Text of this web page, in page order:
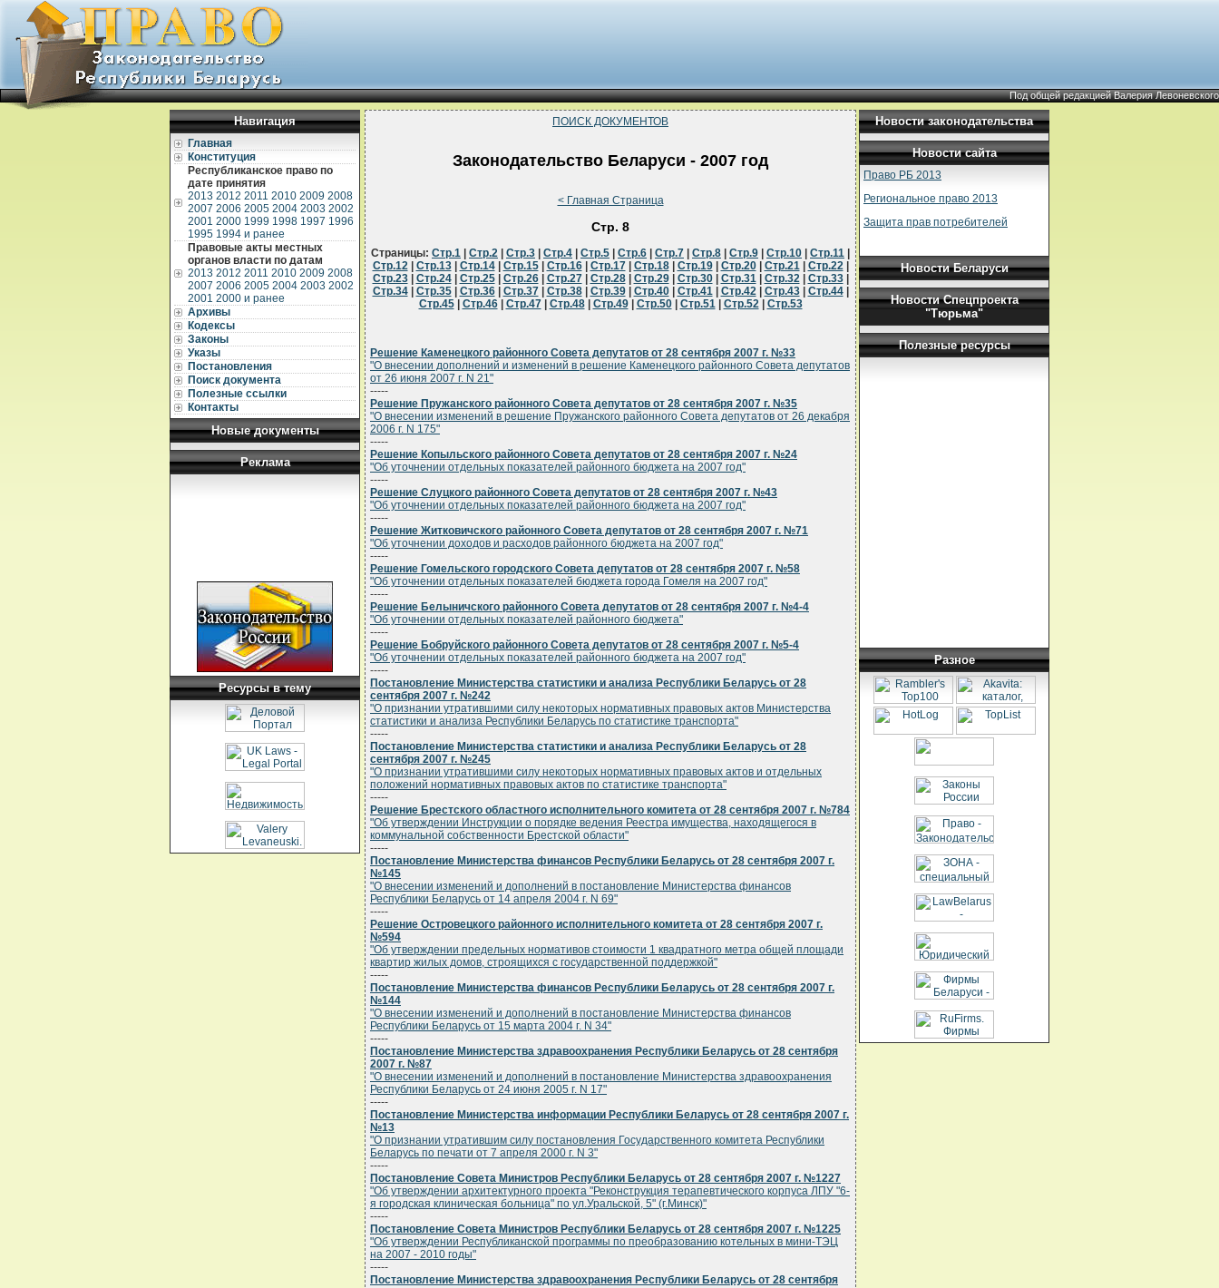
Под общей редакцией Валерия Левоневского
Навигация
Главная
Конституция
Республиканское право по
дате принятия
2013 2012 2011 2010 2009 2008
2007 2006 2005 2004 2003 2002
2001 2000 1999 1998 1997 1996
1995 1994 и ранее
Правовые акты местных
органов власти по датам
2013 2012 2011 2010 2009 2008
2007 2006 2005 2004 2003 2002
2001 2000 и ранее
Архивы
Кодексы
Законы
Указы
Постановления
Поиск документа
Полезные ссылки
Контакты
Новые документы
Реклама
Ресурсы в тему
ПОИСК ДОКУМЕНТОВ
Законодательство Беларуси - 2007 год
< Главная Страница
Стр. 8
Страницы: Стр.1 Стр.2 Стр.3 Стр.4 Стр.5 Стр.6 Стр.7 Стр.8 Стр.9 Стр.10 Стр.11
Стр.12| Стр.13| Стр.14| Стр.15| Стр.16| Стр.17| Стр.18| Стр.19| Стр.20| Стр.21| Стр.22|
Стр.23| Стр.24| Стр.25| Стр.26| Стр.27| Стр.28| Стр.29| Стр.30| Стр.31| Стр.32| Стр.33|
Стр.34| Стр.35| Стр.36| Стр.37| Стр.38| Стр.39| Стр.40| Стр.41| Стр.42| Стр.43| Стр.44|
Стр.45| Стр.46| Стр.47| Стр.48| Стр.49| Стр.50| Стр.51| Стр.52| Стр.53
Решение Каменецкого районного Совета депутатов от 28 сентября 2007 г. №33
"О внесении дополнений и изменений в решение Каменецкого районного Совета депутатов
от 26 июня 2007 г. N 21"
-----
Решение Пружанского районного Совета депутатов от 28 сентября 2007 г. №35
"О внесении изменений в решение Пружанского районного Совета депутатов от 26 декабря
2006 г. N 175"
-----
Решение Копыльского районного Совета депутатов от 28 сентября 2007 г. №24
"Об уточнении отдельных показателей районного бюджета на 2007 год"
-----
Решение Слуцкого районного Совета депутатов от 28 сентября 2007 г. №43
"Об уточнении отдельных показателей районного бюджета на 2007 год"
-----
Решение Житковичского районного Совета депутатов от 28 сентября 2007 г. №71
"Об уточнении доходов и расходов районного бюджета на 2007 год"
-----
Решение Гомельского городского Совета депутатов от 28 сентября 2007 г. №58
"Об уточнении отдельных показателей бюджета города Гомеля на 2007 год"
-----
Решение Белыничского районного Совета депутатов от 28 сентября 2007 г. №4-4
"Об уточнении отдельных показателей районного бюджета"
-----
Решение Бобруйского районного Совета депутатов от 28 сентября 2007 г. №5-4
"Об уточнении отдельных показателей районного бюджета на 2007 год"
-----
Постановление Министерства статистики и анализа Республики Беларусь от 28
сентября 2007 г. №242
"О признании утратившими силу некоторых нормативных правовых актов Министерства
статистики и анализа Республики Беларусь по статистике транспорта"
-----
Постановление Министерства статистики и анализа Республики Беларусь от 28
сентября 2007 г. №245
"О признании утратившими силу некоторых нормативных правовых актов и отдельных
положений нормативных правовых актов по статистике транспорта"
-----
Решение Брестского областного исполнительного комитета от 28 сентября 2007 г. №784
"Об утверждении Инструкции о порядке ведения Реестра имущества, находящегося в
коммунальной собственности Брестской области"
-----
Постановление Министерства финансов Республики Беларусь от 28 сентября 2007 г.
№145
"О внесении изменений и дополнений в постановление Министерства финансов
Республики Беларусь от 14 апреля 2004 г. N 69"
-----
Решение Островецкого районного исполнительного комитета от 28 сентября 2007 г.
№594
"Об утверждении предельных нормативов стоимости 1 квадратного метра общей площади
квартир жилых домов, строящихся с государственной поддержкой"
-----
Постановление Министерства финансов Республики Беларусь от 28 сентября 2007 г.
№144
"О внесении изменений и дополнений в постановление Министерства финансов
Республики Беларусь от 15 марта 2004 г. N 34"
-----
Постановление Министерства здравоохранения Республики Беларусь от 28 сентября
2007 г. №87
"О внесении изменений и дополнений в постановление Министерства здравоохранения
Республики Беларусь от 24 июня 2005 г. N 17"
-----
Постановление Министерства информации Республики Беларусь от 28 сентября 2007 г.
№13
"О признании утратившим силу постановления Государственного комитета Республики
Беларусь по печати от 7 апреля 2000 г. N 3"
-----
Постановление Совета Министров Республики Беларусь от 28 сентября 2007 г. №1227
"Об утверждении архитектурного проекта "Реконструкция терапевтического корпуса ЛПУ "6-
я городская клиническая больница" по ул.Уральской, 5" (г.Минск)"
-----
Постановление Совета Министров Республики Беларусь от 28 сентября 2007 г. №1225
"Об утверждении Республиканской программы по преобразованию котельных в мини-ТЭЦ
на 2007 - 2010 годы"
-----
Постановление Министерства здравоохранения Республики Беларусь от 28 сентября
Новости законодательства
Новости сайта
Право РБ 2013
Региональное право 2013
Защита прав потребителей
Новости Беларуси
Новости Спецпроекта
"Тюрьма"
Полезные ресурсы
Разное